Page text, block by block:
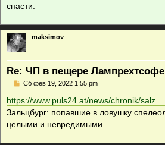
спасти.
maksimov
Re: ЧП в пещере
С
о
б
щ
н
Сб фев 19, 2022 1:55 pm
https://www.puls24.at/news/chronik/salz
Зальцбург: попавшие в ловушку
целыми и невредимыми